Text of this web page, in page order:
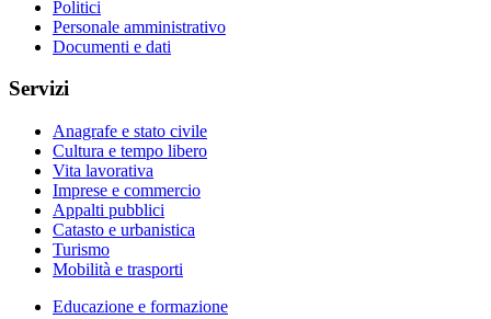
Politici
Personale amministrativo
Documenti e dati
Servizi
Anagrafe e stato civile
Cultura e tempo libero
Vita lavorativa
Imprese e commercio
Appalti pubblici
Catasto e urbanistica
Turismo
Mobilità e trasporti
Educazione e formazione